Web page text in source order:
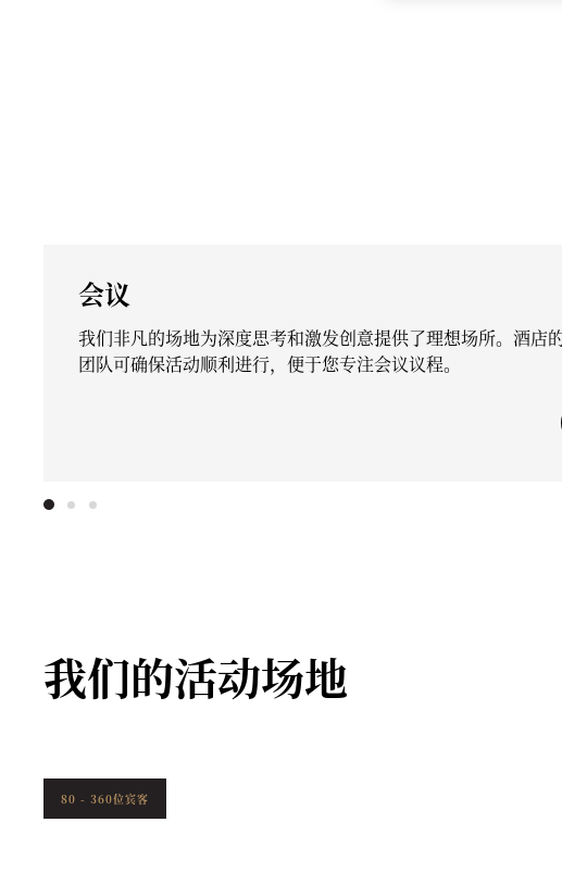
会议
我们非凡的场地为深度思考和激发创意提供了理想场所。酒店
团队可确保活动顺利进行，便于您专注会议议程。
我们的活动场地
80 - 360位宾客